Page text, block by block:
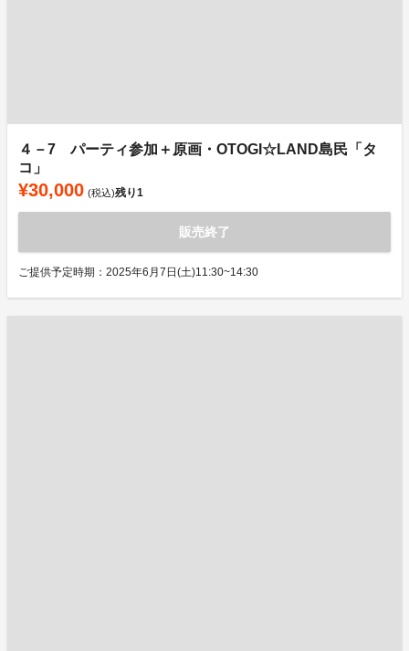
４－7 パーティ参加＋原画・OTOGI☆LAND島民「タ
コ」
¥30,000 (税込)残り1
販売終了
ご提供予定時期：2025年6月7日(土)11:30~14:30